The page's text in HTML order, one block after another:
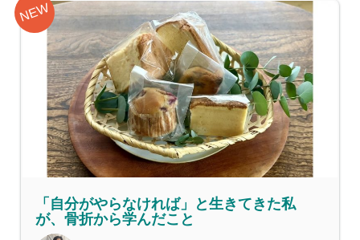
NEW
「自分がやらなければ」と生きてきた私
が、骨折から学んだこと